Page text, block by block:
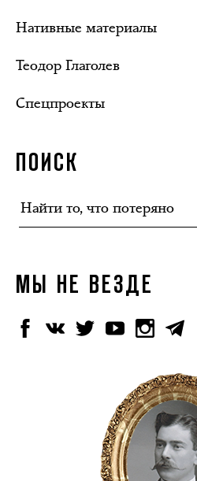
Нативные материалы
Теодор Глаголев
Спецпроекты
ПОИСК
МЫ НЕ ВЕЗДЕ